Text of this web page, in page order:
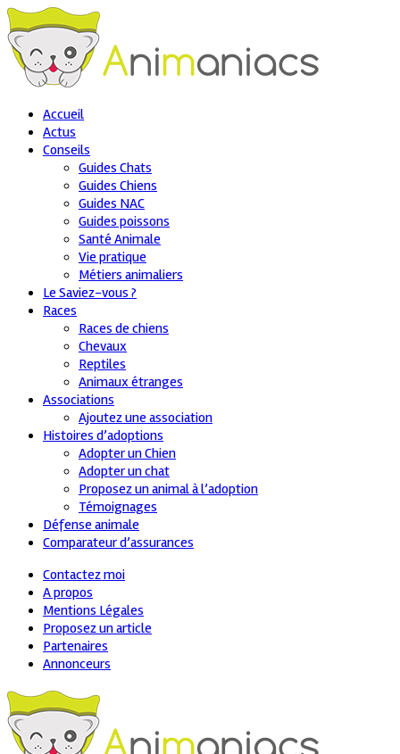
Accueil
Actus
Conseils
Guides Chats
Guides Chiens
Guides NAC
Guides poissons
Santé Animale
Vie pratique
Métiers animaliers
Le Saviez-vous ?
Races
Races de chiens
Chevaux
Reptiles
Animaux étranges
Associations
Ajoutez une association
Histoires d’adoptions
Adopter un Chien
Adopter un chat
Proposez un animal à l’adoption
Témoignages
Défense animale
Comparateur d’assurances
Contactez moi
A propos
Mentions Légales
Proposez un article
Partenaires
Annonceurs